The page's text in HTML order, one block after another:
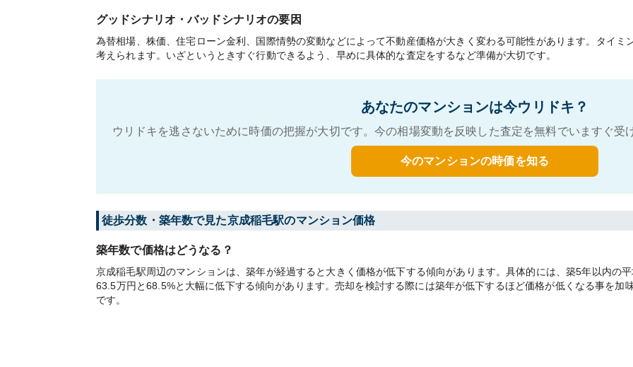
グッドシナリオ・バッドシナリオの要因
為替相場、株価、住宅ローン金利、国際情勢の変動などによって不動産価格が大きく変わる可能性があります。タイミ
考えられます。いざというときすぐ行動できるよう、早めに具体的な査定をするなど準備が大切です。
あなたのマンションは今ウリドキ？
ウリドキを逃さないために時価の把握が大切です。今の相場変動を反映した査定を無料でいますぐ
今のマンションの時価を知る
徒歩分数・築年数で見た京成稲毛駅のマンション価格
築年数で価格はどうなる？
京成稲毛駅周辺のマンションは、築年が経過すると大きく価格が低下する傾向があります。具体的には、築5年以内の
63.5万円と68.5%と大幅に低下する傾向があります。売却を検討する際には築年が低下するほど価格が低くなる事を加
です。